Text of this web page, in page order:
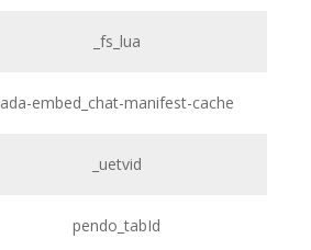
_fs_lua
ada-embed_chat-manifest-cache
_uetvid
pendo_tabId